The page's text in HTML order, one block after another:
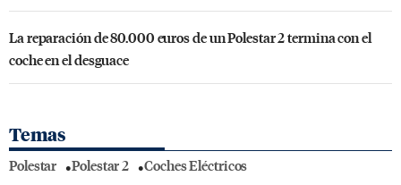
La reparación de 80.000 euros de un Polestar 2 termina con el
coche en el desguace
Temas
Polestar Polestar 2 Coches Eléctricos